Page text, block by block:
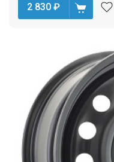
2 830 ₽